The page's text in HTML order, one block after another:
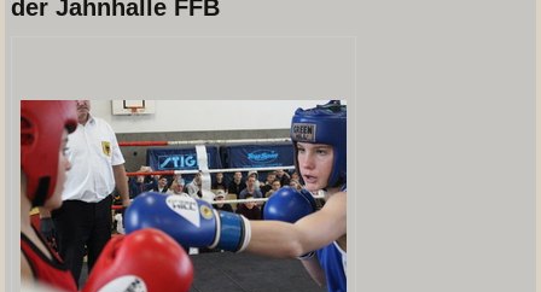
der Jahnhalle FFB